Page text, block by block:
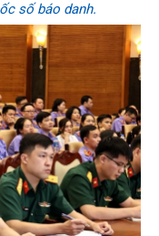
số báo danh.